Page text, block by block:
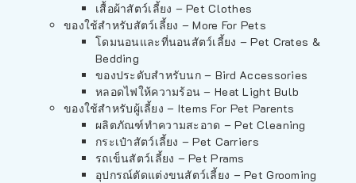
เสื้อผ้าสัตว์เลี้ยง – Pet Clothes
ของใช้สำหรับสัตว์เลี้ยง – More For Pets
โดมนอนและที่นอนสัตว์เลี้ยง – Pet Crates &
Bedding
ของประดับสำหรับนก – Bird Accessories
หลอดไฟให้ความร้อน – Heat Light Bulb
ของใช้สำหรับผู้เลี้ยง – Items For Pet Parents
ผลิตภัณฑ์ทำความสะอาด – Pet Cleaning
กระเป๋าสัตว์เลี้ยง – Pet Carriers
รถเข็นสัตว์เลี้ยง – Pet Prams
อุปกรณ์ตัดแต่งขนสัตว์เลี้ยง – Pet Grooming